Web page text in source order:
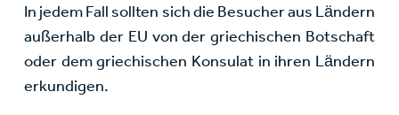
In jedem Fall sollten sich die Besucher aus Ländern
außerhalb der EU von der griechischen Botschaft
oder dem griechischen Konsulat in ihren Ländern
erkundigen.